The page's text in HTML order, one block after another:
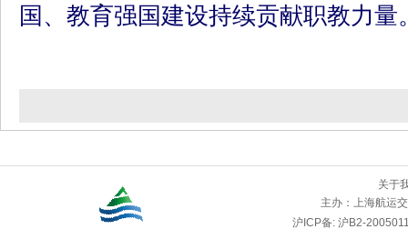
国、教育强国建设持续贡献职教力量
关于
主办： 上海航运
沪ICP备: 沪B2-